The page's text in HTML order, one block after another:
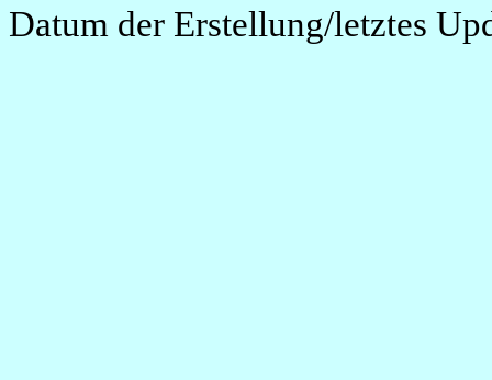
Datum der Erstellung/letztes